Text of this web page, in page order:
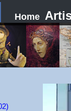
Home